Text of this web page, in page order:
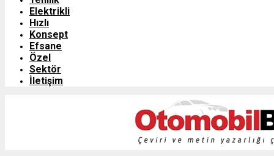
Elektrikli
Hızlı
Konsept
Efsane
Özel
Sektör
İletişim